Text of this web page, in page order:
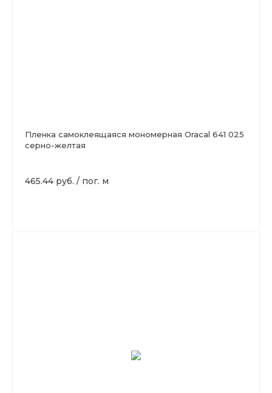
Пленка самоклеящаяся мономерная Oracal 641 025
серно-желтая
465.44 руб. / пог. м